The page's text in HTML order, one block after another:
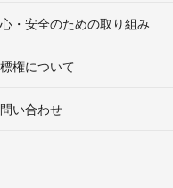
・安全のための取り組み
権について
い合わせ